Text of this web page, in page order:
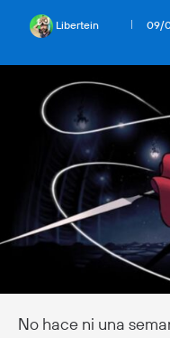
Libertein 09/
No hace ni una